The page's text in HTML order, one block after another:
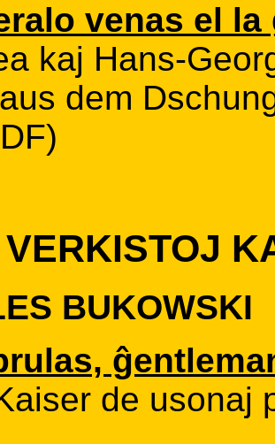
venas el la
kaj Hans-
dem
BUKOWSKI
de usonaj